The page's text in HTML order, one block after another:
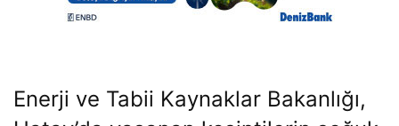
Enerji ve Tabii Kaynaklar Bakanlığı,